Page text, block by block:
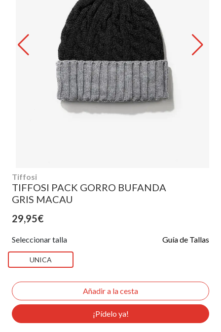
Tiffosi
TIFFOSI PACK GORRO BUFANDA
GRIS MACAU
29,95€
Seleccionar talla Guía de Tallas
UNICA
¡Pídelo ya!